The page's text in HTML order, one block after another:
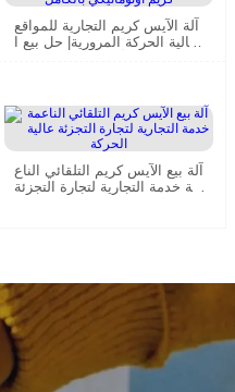
آلة الآيس كريم التجارية للمواقع
عالية الحركة المرورية| حل بيع ا
آلة بيع الآيس كريم التلقائي الناع
مة خدمة التجارية لتجارة التجزئة